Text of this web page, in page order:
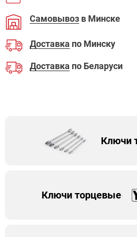
Самовывоз в Минске
Доставка по Минску
Доставка по Беларуси
Ключи
Ключи торцевые